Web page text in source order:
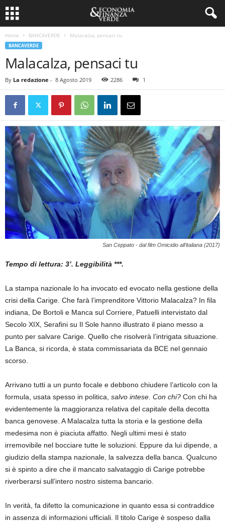
Home BANCAVERDE Malacalza, pensaci tu
BANCAVERDE
Malacalza, pensaci tu
By La redazione - 8 Agosto 2019 2286 1
San Ceppato - dal film Omicidio all’italiana (2017)
Tempo di lettura: 3’. Leggibilità ***.
La stampa nazionale lo ha invocato ed evocato nella gestione della
crisi della Carige. Che farà l’imprenditore Vittorio Malacalza? In fila
indiana, De Bortoli e Manca sul Corriere, Patuelli intervistato dal
Secolo XIX, Serafini su Il Sole hanno illustrato il piano messo a
punto per salvare Carige. Quello che risolverà l’intrigata situazione.
La Banca, si ricorda, è stata commissariata da BCE nel gennaio
scorso.
Arrivano tutti a un punto focale e debbono chiudere l’articolo con la
formula, usata spesso in politica, salvo intese. Con chi? Con chi ha
evidentemente la maggioranza relativa del capitale della decotta
banca genovese. A Malacalza tutta la storia e la gestione della
medesima non è piaciuta affatto. Negli ultimi mesi è stato
irremovibile nel bocciare tutte le soluzioni. Eppure da lui dipende, a
giudizio della stampa nazionale, la salvezza della banca. Qualcuno
si è spinto a dire che il mancato salvataggio di Carige potrebbe
riverberarsi sull’intero nostro sistema bancario.
In verità, fa difetto la comunicazione in quanto essa si contraddice
in assenza di informazioni ufficiali. Il titolo Carige è sospeso dalla